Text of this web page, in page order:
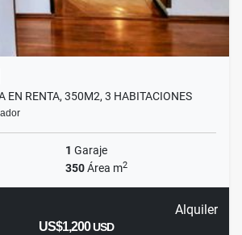
EN RENTA, 350M2, 3 HABITACIONES
1 Garaje
350Área m2
Alquiler
US$1,200USD